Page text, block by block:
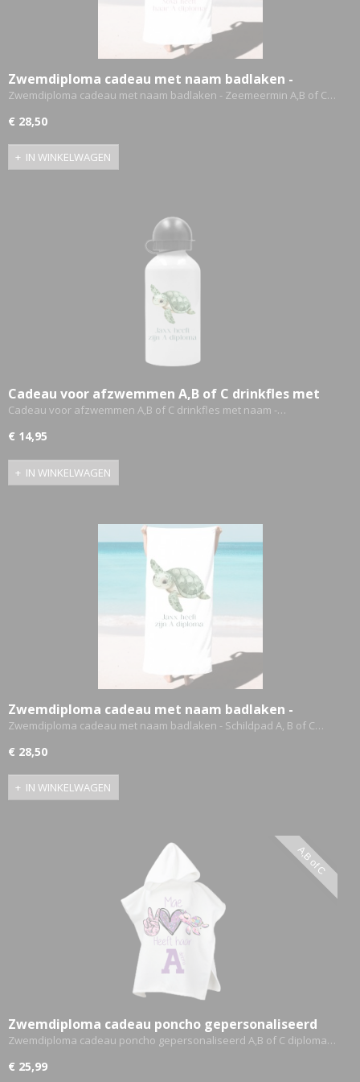
Zwemdiploma cadeau met naam badlaken -
Zeemeermin A,B of C
Zwemdiploma cadeau met naam badlaken - Zeemeermin A,B of C…
€ 28,50
IN WINKELWAGEN
Cadeau voor afzwemmen A,B of C drinkfles met
naam - Schildpad
Cadeau voor afzwemmen A,B of C drinkfles met naam -…
€ 14,95
IN WINKELWAGEN
Zwemdiploma cadeau met naam badlaken -
Schildpad A, B of C
Zwemdiploma cadeau met naam badlaken - Schildpad A, B of C…
€ 28,50
IN WINKELWAGEN
A,B of C
Zwemdiploma cadeau poncho gepersonaliseerd
A,B of C diploma - Schildpad
Zwemdiploma cadeau poncho gepersonaliseerd A,B of C diploma…
€ 25,99